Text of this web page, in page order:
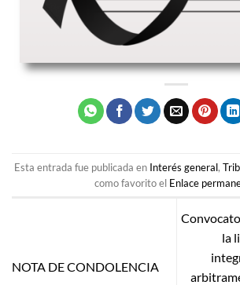
Esta entrada fue publicada en Interés general,
como favorito el Enlace
NOTA DE CONDOLENCIA
la